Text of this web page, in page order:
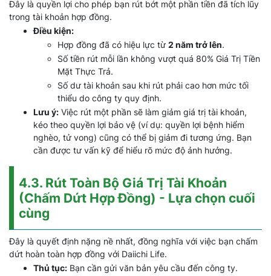
Đây là quyền lợi cho phép bạn rút bớt một phần tiền đã tích lũy
trong tài khoản hợp đồng.
Điều kiện:
Hợp đồng đã có hiệu lực từ 2 năm trở lên.
Số tiền rút mỗi lần không vượt quá 80% Giá Trị Tiền
Mặt Thực Trả.
Số dư tài khoản sau khi rút phải cao hơn mức tối
thiểu do công ty quy định.
Lưu ý: Việc rút một phần sẽ làm giảm giá trị tài khoản,
kéo theo quyền lợi bảo vệ (ví dụ: quyền lợi bệnh hiểm
nghèo, tử vong) cũng có thể bị giảm đi tương ứng. Bạn
cần được tư vấn kỹ để hiểu rõ mức độ ảnh hưởng.
4.3. Rút Toàn Bộ Giá Trị Tài Khoản
(Chấm Dứt Hợp Đồng) - Lựa chọn cuối
cùng
Đây là quyết định nặng nề nhất, đồng nghĩa với việc bạn chấm
dứt hoàn toàn hợp đồng với Daiichi Life.
Thủ tục: Bạn cần gửi văn bản yêu cầu đến công ty.